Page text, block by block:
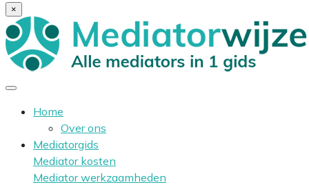
×
Home
Over ons
Mediatorgids
Mediator kosten
Mediator werkzaamheden